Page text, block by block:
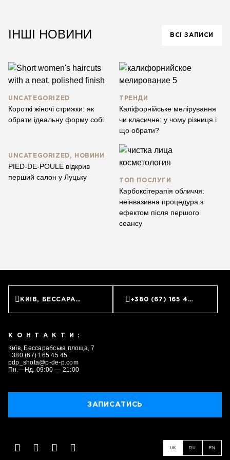
ІНШІ НОВИНИ ВСІ ЗАПИСИ
UNCATEGORIZED
Короткі жіночі стрижки: як
обрати ідеальну форму собі
ТРЕНДИ
Каліфорнійське мелірування
чи класичне: у чому різниця і
що обрати?
UNCATEGORIZED, НОВИНИ
PIED-DE-POULE відкрив
перший салон у Луцьку
ТОП ПОСЛУГИ
Карбоксітерапія обличчя:
неінвазивна процедура з
ефектом після першого
сеансу
КИЇВ, БЕССАРАБСЬКА ПЛОЩА, 7 +380 (67) 165 45 45
КОНТАКТИ:
Київ, Бессарабська площа, 7
+380 (67) 165 45 45
pdp_shota@p-de-p.com
Пн.—Нд. 09:00 — 21:00
ЗАПИСАТИСЬ
UK RU EN